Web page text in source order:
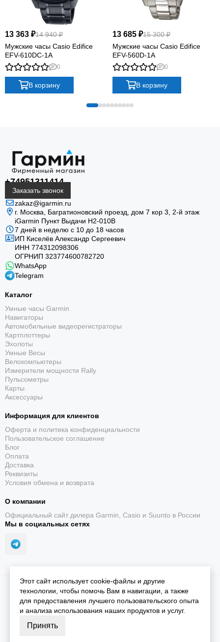
13 363 ₽14 940 ₽
Мужские часы Casio Edifice
EFV-610DC-1A
0
В корзину
13 685 ₽15 300 ₽
Мужские часы Casio Edifice
EFV-560D-1A
0
В корзину
+74951311414
Заказать звонок
zakaz@igarmin.ru
г. Москва, Багратионовский проезд, дом 7 кор 3, 2-й этаж
iGarmin Пункт Выдачи Н2-010В
7 дней в неделю с 10 до 18 часов
ИП Киселёв Александр Сергеевич
ИНН 774312098306
ОГРНИП 323774600782720
WhatsApp
Telegram
Каталог
Умные часы Garmin
Навигаторы
Автомобильные видеорегистраторы
Картплоттеры
Эхолоты
Умные Весы
Велокомпьютеры
Измерители мощности Rally
Пульсометры
Карты
Аксессуары
Информация для клиентов
Оферта и политика конфиденциальности
Пользовательское соглашение
Блог
Оплата
Доставка
Реквизиты
Условия обмена и возврата
О компании
Официальный сайт дилера Garmin, Casio и Suunto в России
Мы в социальных сетях
2026 © iGarmin.Карта сайта
Этот сайт использует cookie-файлы и другие
технологии, чтобы помочь Вам в навигации, а также
для предоставления лучшего пользовательского опыта
и анализа использования наших продуктов и услуг.
Принять